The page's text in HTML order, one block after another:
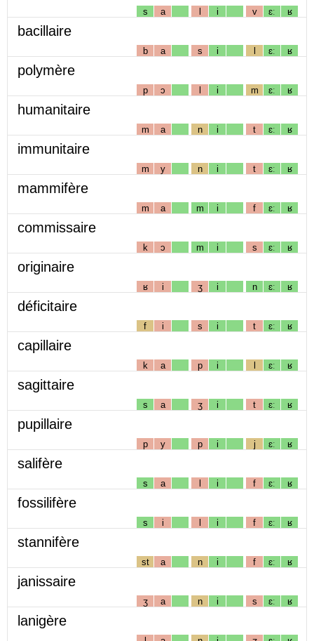
s a l i v ɛː ʁ
bacillaire
b a s i l ɛː ʁ
polymère
p ɔ l i m ɛː ʁ
humanitaire
m a n i t ɛː ʁ
immunitaire
m y n i t ɛː ʁ
mammifère
m a m i f ɛː ʁ
commissaire
k ɔ m i s ɛː ʁ
originaire
ʁ i ʒ i n ɛː ʁ
déficitaire
f i s i t ɛː ʁ
capillaire
k a p i l ɛː ʁ
sagittaire
s a ʒ i t ɛː ʁ
pupillaire
p y p i j ɛː ʁ
salifère
s a l i f ɛː ʁ
fossilifère
s i l i f ɛː ʁ
stannifère
st a n i f ɛː ʁ
janissaire
ʒ a n i s ɛː ʁ
lanigère